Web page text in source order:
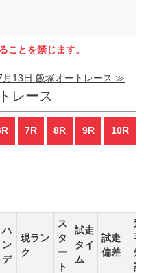
ことを禁じます。
月13日 飯塚オートレース ≫
レース
7R 8R 9R 10R
ハ
ン
デ
現ラン
ク
ス
タ
ー
ト
試走
タイ
ム
試走
偏差
選
手
短
評